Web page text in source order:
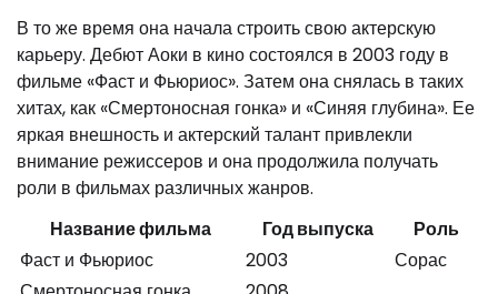
В то же время она начала строить свою актерскую
карьеру. Дебют Аоки в кино состоялся в 2003 году в
фильме «Фаст и Фьюриос». Затем она снялась в таких
хитах, как «Смертоносная гонка» и «Синяя глубина». Ее
яркая внешность и актерский талант привлекли
внимание режиссеров и она продолжила получать
роли в фильмах различных жанров.
Название фильма
Год выпуска
Роль
Фаст и Фьюриос
2003
Сорас